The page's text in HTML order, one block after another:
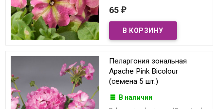
65 ₽
Пеларгония зональная
Apache Pink Bicolour
(семена 5 шт.)
В наличии